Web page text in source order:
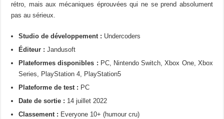
rétro, mais aux mécaniques éprouvées qui ne se prend absolument
pas au sérieux.
Studio de développement : Undercoders
Éditeur :Jandusoft
Plateformes disponibles : PC, Nintendo Switch, Xbox One, Xbox
Series, PlayStation 4, PlayStation5
Plateforme de test : PC
Date de sortie : 14 juillet 2022
Classement : Everyone 10+ (humour cru)